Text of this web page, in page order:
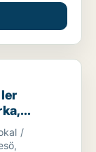
till salu i
/